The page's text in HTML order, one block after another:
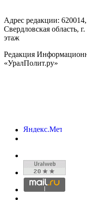
Адрес редакции: 620014
Свердловская область, г.
этаж
Редакция
«УралПолит.ру»